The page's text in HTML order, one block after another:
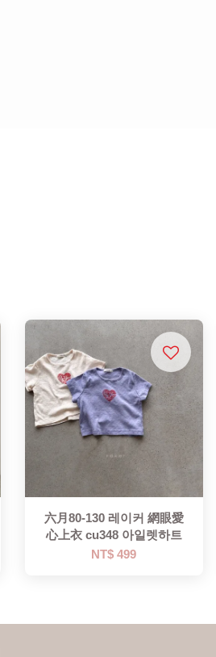
六月80-130 레이커 網眼愛
心上衣 cu348 아일렛하트
NT$ 499